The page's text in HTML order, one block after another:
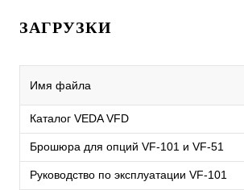
ЗАГРУЗКИ
Имя файла
Каталог VEDA VFD
Брошюра для опций VF-101 и VF-51
Руководство по эксплуатации VF-101